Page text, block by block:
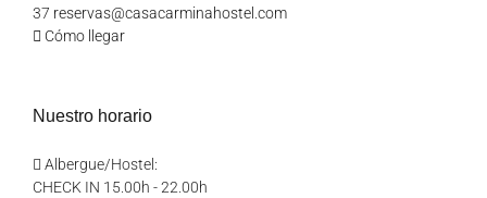
37 reservas@casacarminahostel.com
Cómo llegar
Nuestro horario
Albergue/Hostel:
CHECK IN 15.00h - 22.00h